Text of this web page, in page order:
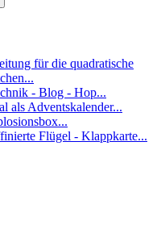
für die quadratische
- Blog - Hop...
als Adventskalender...
Flügel - Klappkarte...